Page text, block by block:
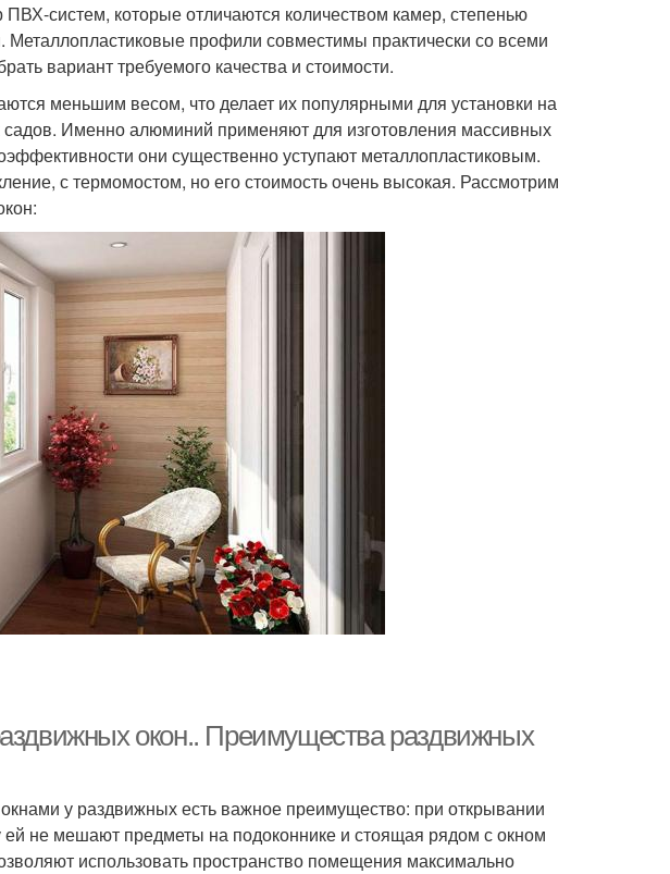
систем, которые отличаются количеством камер, степенью
Металлопластиковые профили совместимы практически со всеми
вариант требуемого качества и стоимости.
меньшим весом, что делает их популярными для установки на
садов. Именно алюминий применяют для изготовления массивных
они существенно уступают металлопластиковым.
с термомостом, но его стоимость очень высокая. Рассмотрим
окон.. Преимущества раздвижных
у раздвижных есть важное преимущество: при открывании
ей не мешают предметы на подоконнике и стоящая рядом с окном
использовать пространство помещения максимально